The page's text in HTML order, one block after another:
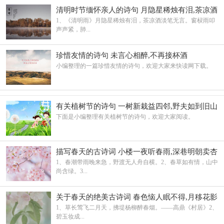
清明时节缅怀亲人的诗句 月隐星稀烛有泪,茶凉酒
淡笔无言
1、《清明雨》月隐星稀烛有泪，茶凉酒淡笔无言。窗棂雨叩
声声紧，肺...
珍惜友情的诗句 未言心相醉,不再接杯酒
小编整理的一篇珍惜友情的诗句，欢迎大家来快读网下载。
有关植树节的诗句 一树新栽益四邻,野夫如到旧山
春
下面是小编整理有关植树节的诗句，欢迎大家阅读。
描写春天的古诗词 小楼一夜听春雨,深巷明朝卖杏
花
1、春潮带雨晚来急，野渡无人舟自横。2、春草如有情，山中
尚含绿。3...
关于春天的绝美古诗词 春色恼人眠不得,月移花影
上栏杆
1、草长莺飞二月天，拂堤杨柳醉春烟。——高鼎《村居》2、
碧玉妆成...